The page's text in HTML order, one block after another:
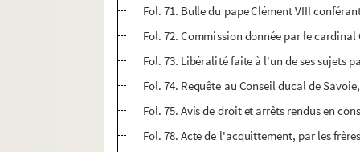
Fol. 71. Bulle du pape Clément VIII
Fol. 72. Commission donnée par le
Fol. 73. Libéralité faite à l'un de ses sujets
Fol. 74. Requête au Conseil ducal de
Fol. 75. Avis de droit et arrêts rendus en
Fol. 78. Acte de l'acquittement, par les